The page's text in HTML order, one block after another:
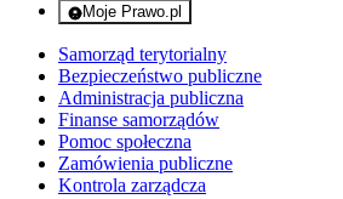
Moje Prawo.pl
- rejestracja i logowanie do
Samorząd terytorialny
Bezpieczeństwo publiczne
Administracja publiczna
Finanse samorządów
Pomoc społeczna
Zamówienia publiczne
Kontrola zarządcza